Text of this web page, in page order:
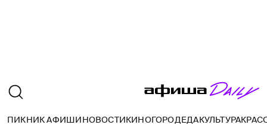
ПИКНИК АФИШИНОВОСТИКИНОГОРОДЕДАКУЛЬТУРА